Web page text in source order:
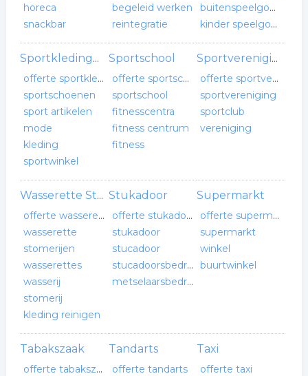
horeca
snackbar
begeleid werken
reintegratie
buitenspeelgoed
kinder speelgoed
Sportkledingwinkel
offerte sportkledingwinkel
sportschoenen
sport artikelen
mode
kleding
sportwinkel
Sportschool
offerte sportschool
sportschool
fitnesscentra
fitness centrum
fitness
Sportvereniging
offerte sportvereniging
sportvereniging
sportclub
vereniging
Wasserette Stomerij
offerte wasserette stomerij
wasserette
stomerijen
wasserettes
wasserij
stomerij
kleding reinigen
Stukadoor
offerte stukadoor
stukadoor
stucadoor
stucadoorsbedrijf
metselaarsbedrijf
Supermarkt
offerte supermarkt
supermarkt
winkel
buurtwinkel
Tabakszaak
offerte tabakszaak
Tandarts
offerte tandarts
Taxi
offerte taxi